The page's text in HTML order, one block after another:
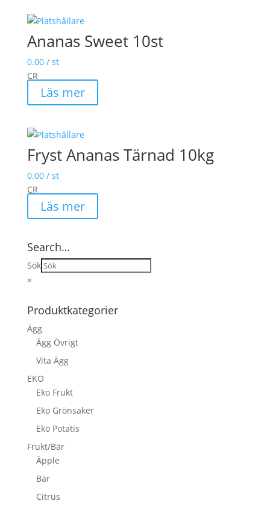
Ananas Sweet 10st
0.00/ st
CR
Läs mer
Fryst Ananas Tärnad 10kg
0.00/ st
CR
Läs mer
Search…
Sök
×
Produktkategorier
Ägg
Ägg Övrigt
Vita Ägg
EKO
Eko Frukt
Eko Grönsaker
Eko Potatis
Frukt/Bär
Äpple
Bär
Citrus